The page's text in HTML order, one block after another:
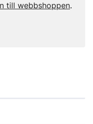
till webbshoppen.